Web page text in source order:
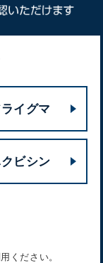
イグマ
ビシン
ください。